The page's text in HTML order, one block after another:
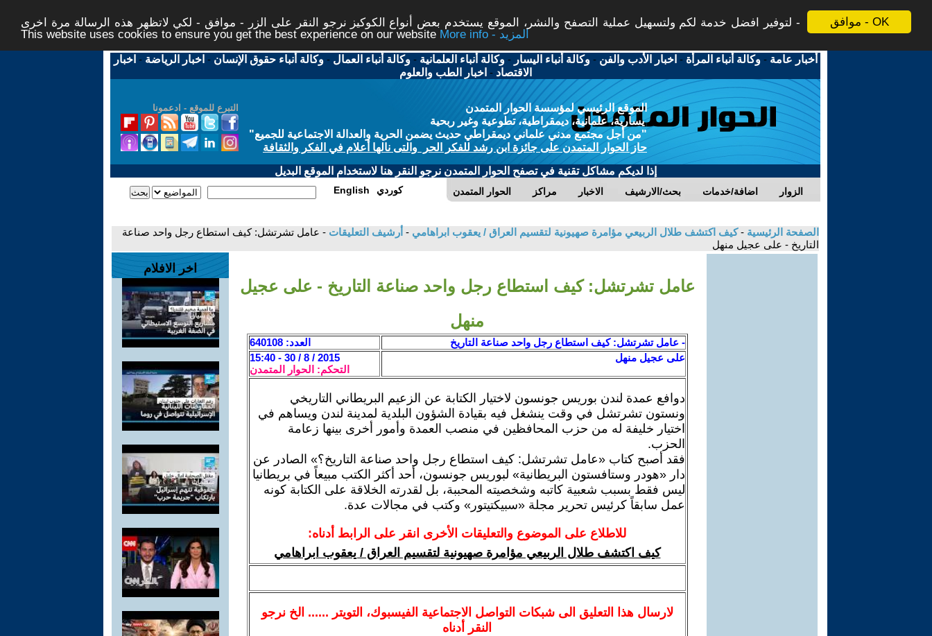
موافق - OK
لتوفير افضل خدمة لكم ولتسهيل عملية التصفح والنشر، الموقع يستخدم بعض أنواع الكوكيز نرجو النقر على الزر - موافق - لكي لاتظهر هذه الرسالة مرة اخرى -
This website uses cookies to ensure you get the best experience on our website
More info - المزيد
أخبار عامة -وكالة أنباء المرأة - اخبار الأدب والفن -وكالة أنباء اليسار -وكالة أنباء العلمانية -وكالة أنباء العمال -وكالة أنباء حقوق الإنسان - اخبار الرياضة - اخبار
الاقتصاد - اخبار الطب والعلوم
التبرع للموقع - ادعمونا
الموقع الرئيسي لمؤسسة الحوار المتمدن
يسارية، علمانية، ديمقراطية، تطوعية وغير ربحية
"من أجل مجتمع مدني علماني ديمقراطي حديث يضمن الحرية والعدالة الاجتماعية للجميع"
حاز الحوار المتمدن على جائزة ابن رشد للفكر الحر والتى نالها أعلام في الفكر والثقافة
إذا لديكم مشاكل تقنية في تصفح الحوار المتمدن نرجو النقر هنا لاستخدام الموقع البديل
الحوار المتمدن مراكز الاخبار بحث/الارشيف اضافة/خدمات الزوار English كوردي
الصفحة الرئيسية -كيف اكتشف طلال الربيعي مؤامرة صهيونية لتقسيم العراق / يعقوب ابراهامي - أرشيف التعليقات - عامل تشرتشل: كيف استطاع رجل واحد صناعة
التاريخ - على عجيل منهل
عامل تشرتشل: كيف استطاع رجل واحد صناعة التاريخ - على عجيل
منهل
- عامل تشرتشل: كيف استطاع رجل واحد صناعة التاريخ
العدد: 640108
على عجيل منهل
2015 / 8 / 30 - 15:40
التحكم: الحوار المتمدن
دوافع عمدة لندن بوريس جونسون لاختيار الكتابة عن الزعيم البريطاني التاريخي
ونستون تشرتشل في وقت ينشغل فيه بقيادة الشؤون البلدية لمدينة لندن ويساهم في
اختيار خليفة له من حزب المحافظين في منصب العمدة وأمور أخرى بينها زعامة
الحزب.
فقد أصبح كتاب «عامل تشرتشل: كيف استطاع رجل واحد صناعة التاريخ؟» الصادر عن
دار «هودر وستافستون البريطانية» لبوريس جونسون، أحد أكثر الكتب مبيعاً في بريطانيا
ليس فقط بسبب شعبية كاتبه وشخصيته المحببة، بل لقدرته الخلاقة على الكتابة كونه
عمل سابقاً كرئيس تحرير مجلة «سبيكتيتور» وكتب في مجالات عدة.
للاطلاع على الموضوع والتعليقات الأخرى انقر على الرابط أدناه:
كيف اكتشف طلال الربيعي مؤامرة صهيونية لتقسيم العراق / يعقوب ابراهامي
لارسالهذا التعليق الى شبكات التواصل الاجتماعية الفيسبوك، التويتر ...... الخ نرجو
النقر أدناه
اخر الافلام